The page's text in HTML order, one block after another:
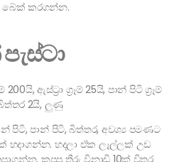
බේක් කරගන්න.
ඇස්ට්‍රා ග්‍රෑම් 25යි, පාන් පිටි ග්‍රෑම්
2යි, ලුණු
පාන් පිටි, බිත්තර, අවශ්‍ය පමණට
හදාගන්න. හදලා ඒක ලෑල්ලක් උඩ